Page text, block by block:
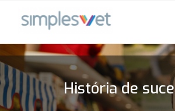
História de